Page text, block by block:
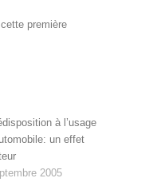
première
à l’usage
un effet
2005